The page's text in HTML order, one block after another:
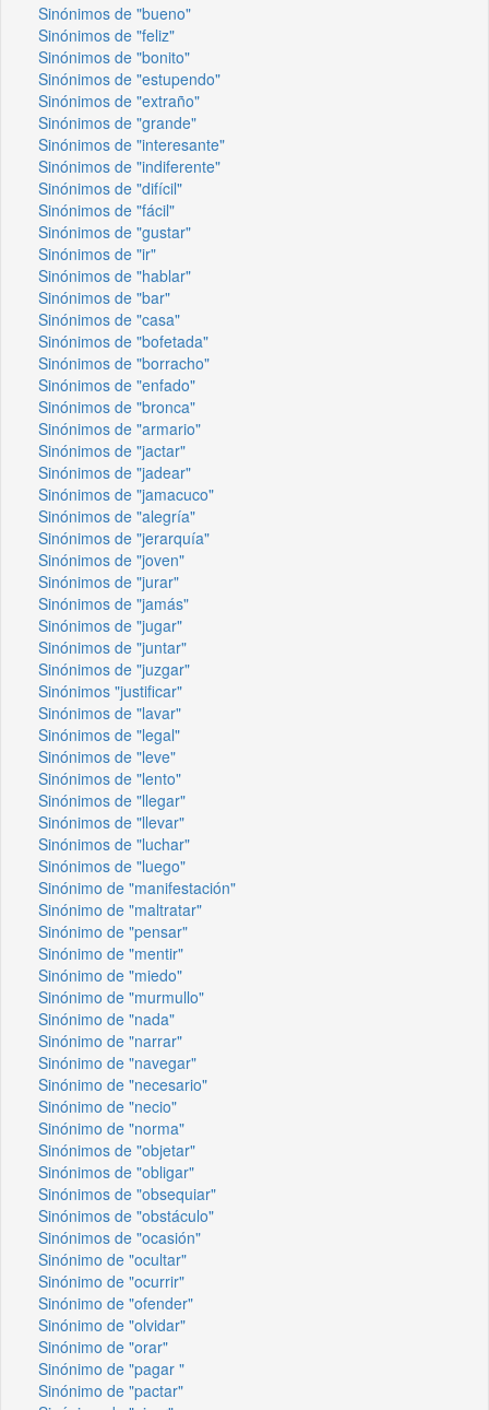
Sinónimos de "bueno"
Sinónimos de "feliz"
Sinónimos de "bonito"
Sinónimos de "estupendo"
Sinónimos de "extraño"
Sinónimos de "grande"
Sinónimos de "interesante"
Sinónimos de "indiferente"
Sinónimos de "difícil"
Sinónimos de "fácil"
Sinónimos de "gustar"
Sinónimos de "ir"
Sinónimos de "hablar"
Sinónimos de "bar"
Sinónimos de "casa"
Sinónimos de "bofetada"
Sinónimos de "borracho"
Sinónimos de "enfado"
Sinónimos de "bronca"
Sinónimos de "armario"
Sinónimos de "jactar"
Sinónimos de "jadear"
Sinónimos de "jamacuco"
Sinónimos de "alegría"
Sinónimos de "jerarquía"
Sinónimos de "joven"
Sinónimos de "jurar"
Sinónimos de "jamás"
Sinónimos de "jugar"
Sinónimos de "juntar"
Sinónimos de "juzgar"
Sinónimos "justificar"
Sinónimos de "lavar"
Sinónimos de "legal"
Sinónimos de "leve"
Sinónimos de "lento"
Sinónimos de "llegar"
Sinónimos de "llevar"
Sinónimos de "luchar"
Sinónimos de "luego"
Sinónimo de "manifestación"
Sinónimo de "maltratar"
Sinónimo de "pensar"
Sinónimo de "mentir"
Sinónimo de "miedo"
Sinónimo de "murmullo"
Sinónimo de "nada"
Sinónimo de "narrar"
Sinónimo de "navegar"
Sinónimo de "necesario"
Sinónimo de "necio"
Sinónimo de "norma"
Sinónimos de "objetar"
Sinónimos de "obligar"
Sinónimos de "obsequiar"
Sinónimos de "obstáculo"
Sinónimos de "ocasión"
Sinónimo de "ocultar"
Sinónimo de "ocurrir"
Sinónimo de "ofender"
Sinónimo de "olvidar"
Sinónimo de "orar"
Sinónimo de "pagar "
Sinónimo de "pactar"